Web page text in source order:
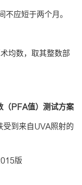
应短于两个月。
均数，取其整数部
（PFA值）测试方案
受到来自UVA照射的
版